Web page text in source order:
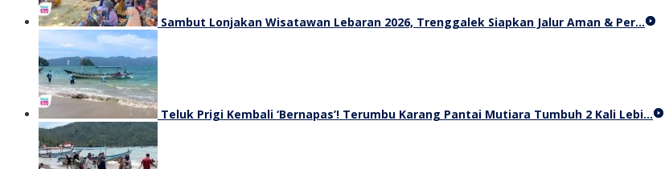
Sambut Lonjakan Wisatawan Lebaran 2026, Trenggalek Siapkan Jalur Aman & Per…
Teluk Prigi Kembali ‘Bernapas’! Terumbu Karang Pantai Mutiara Tumbuh 2 Kali Lebi…